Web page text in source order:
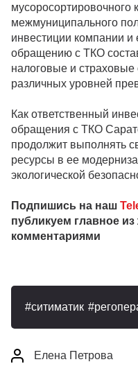
мусоросортировочного
межмуниципального
инвестиции компании и
обращению с ТКО
налоговые и
различных уровней
Как ответственный
обращения с ТКО
продолжит выполнять
ресурсы в ее
экологической
Подпишись на наш
публикуем главное
комментариями
ситиматик
Елена Петрова